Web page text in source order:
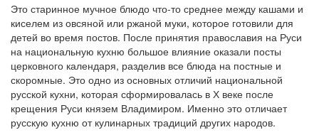
Это старинное мучное блюдо что-то среднее между кашами и
киселем из овсяной или ржаной муки, которое готовили для
детей во время постов. После принятия православия на Руси
на национальную кухню большое влияние оказали посты
церковного календаря, разделив все блюда на постные и
скоромные. Это одно из основных отличий национальной
русской кухни, которая сформировалась в Х веке после
крещения Руси князем Владимиром. Именно это отличает
русскую кухню от кулинарных традиций других народов.